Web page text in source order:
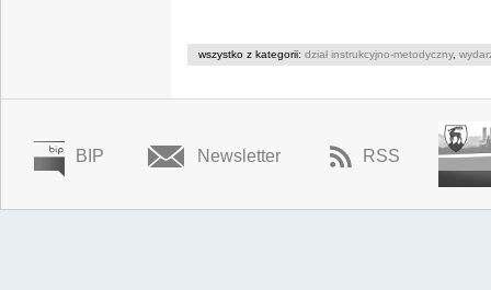
wszystko z kategorii: dział instrukcyjno-metodyczny,
BIP Newsletter RSS